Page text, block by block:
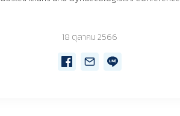
18 ตุลาคม 2566